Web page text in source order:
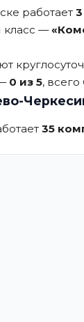
работает
класс —
0 из 5, всего
35